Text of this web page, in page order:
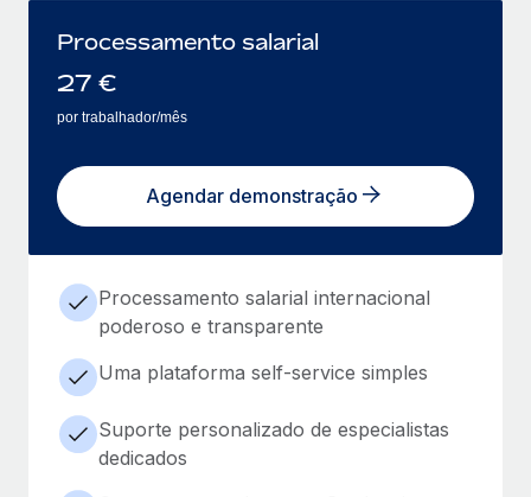
Processamento salarial
27 €
por trabalhador/mês
Agendar demonstração
Processamento salarial internacional
poderoso e transparente
Uma plataforma self-service simples
Suporte personalizado de especialistas
dedicados